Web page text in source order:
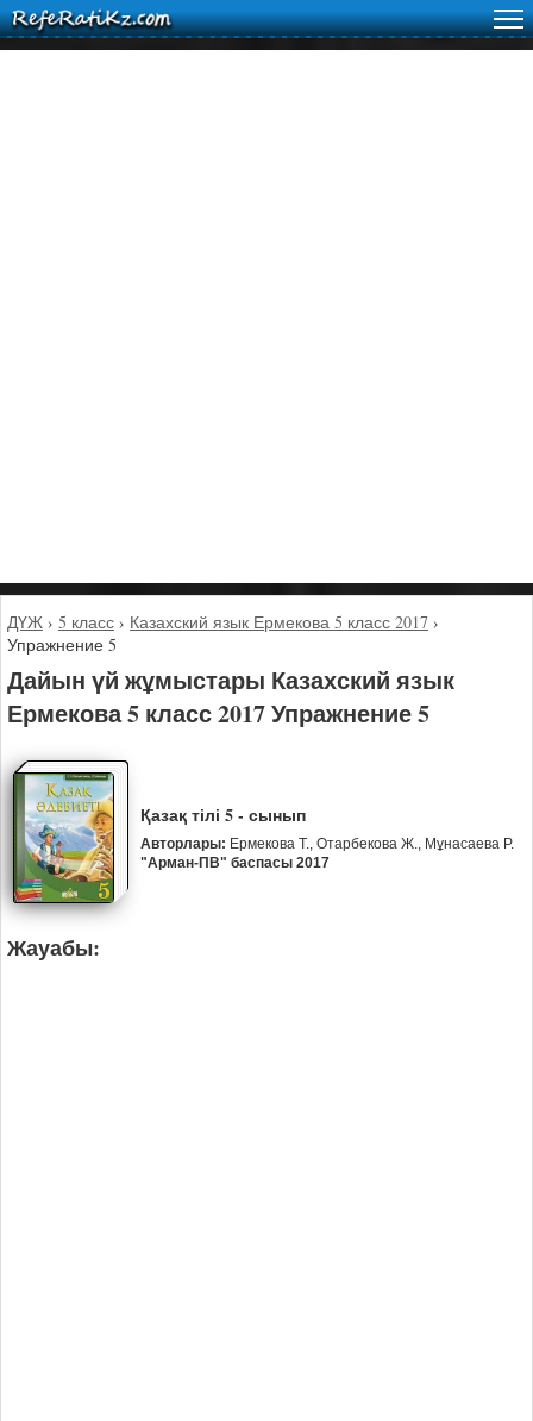
ДҮЖ › 5 класс › Казахский язык Ермекова 5 класс 2017 ›
Упражнение 5
Дайын үй жұмыстары Казахский язык
Ермекова 5 класс 2017 Упражнение 5
Қазақ тілі 5 - сынып
Авторлары: Ермекова Т., Отарбекова Ж., Мұнасаева Р.
"Арман-ПВ" баспасы 2017
Жауабы: